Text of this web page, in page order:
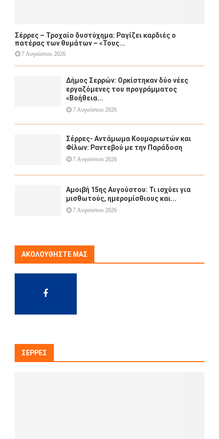
Σέρρες – Τροχαίο δυστύχημα: Ραγίζει καρδιές ο
πατέρας των θυμάτων – «Τους...
7 Αυγούστου 2026
Δήμος Σερρών: Ορκίστηκαν δύο νέες
εργαζόμενες του προγράμματος
«Βοήθεια...
7 Αυγούστου 2026
Σέρρες- Αντάμωμα Κουμαριωτών και
Φίλων: Ραντεβού με την Παράδοση
7 Αυγούστου 2026
Αμοιβή 15ης Αυγούστου: Τι ισχύει για
μισθωτούς, ημερομίσθιους και...
7 Αυγούστου 2026
ΑΚΟΛΟΥΘΉΣΤΕ ΜΑΣ
ΣΈΡΡΕΣ